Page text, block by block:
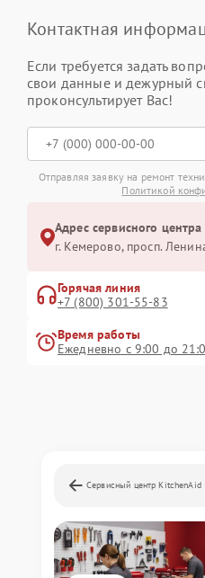
Контактная
Если требуется задать
свои данные и дежурный
проконсультирует Вас!
Отправляя заявку на ремонт
Политикой
Адрес сервисного
г. Кемерово, просп.
Горячая линия
+7 (800) 301-55-83
Время работы
Ежедневно с 9:00 до
Сервисный центр KitchenAid